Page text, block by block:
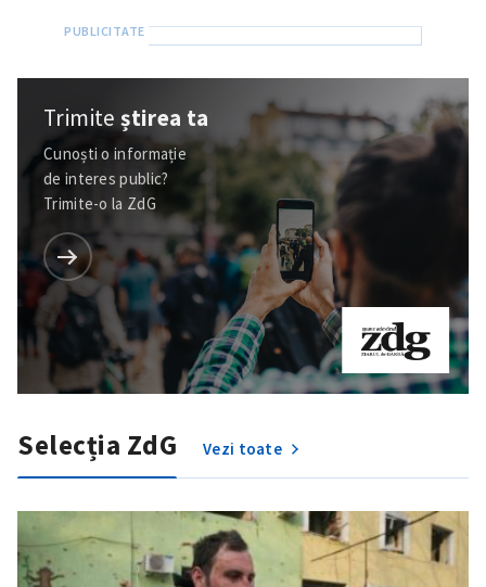
Trimiteștirea ta
Cunoști o informație
de interes public?
Trimite-o la ZdG
Selecția ZdG Vezi toate